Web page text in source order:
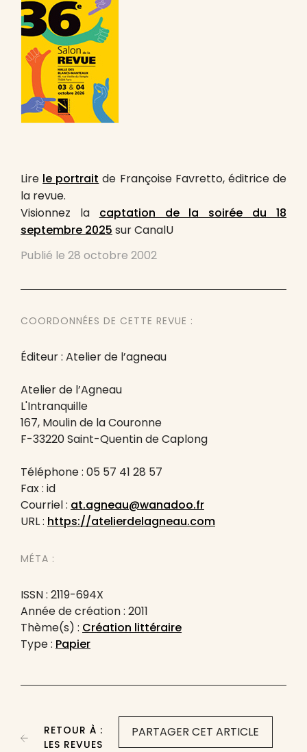
Lire le portrait de Françoise Favretto, éditrice de
la revue.
Visionnez la captation de la soirée du 18
septembre 2025 sur CanalU
Publié le 28 octobre 2002
COORDONNÉES DE CETTE REVUE :
Éditeur : Atelier de l’agneau
Atelier de l’Agneau
L'Intranquille
167, Moulin de la Couronne
F-33220 Saint-Quentin de Caplong
Téléphone : 05 57 41 28 57
Fax : id
Courriel : at.agneau@wanadoo.fr
URL : https://atelierdelagneau.com
MÉTA :
ISSN : 2119-694X
Année de création : 2011
Thème(s) : Création littéraire
Type : Papier
PARTAGER CET ARTICLE
RETOUR À :
LES REVUES